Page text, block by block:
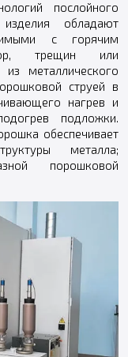
послойного
обладают
с горячим
трещин или
металлического
струей в
нагрев и
подложки.
обеспечивает
металла;
порошковой